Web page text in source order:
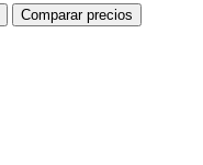
Comparar precios